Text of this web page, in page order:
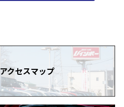
アクセスマップ